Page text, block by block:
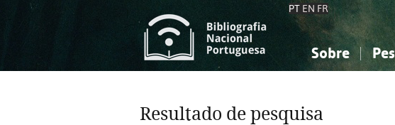
PT EN FR
Sobre
Ciências sociais...
Ciências sociais...
Resultado de pesquisa